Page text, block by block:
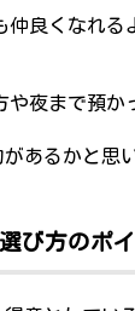
仲良くなれる
夜まで預か
あるかと思
び方のポ